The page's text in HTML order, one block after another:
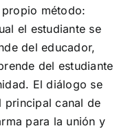
método:
el estudiante se
del educador,
del estudiante
El diálogo se
principal canal de
para la unión y